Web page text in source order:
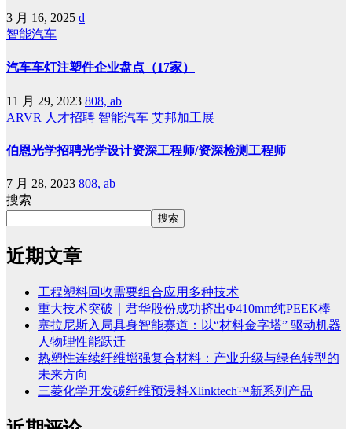
3 月 16, 2025 d
智能汽车
汽车车灯注塑件企业盘点（17家）
11 月 29, 2023 808, ab
ARVR 人才招聘 智能汽车 艾邦加工展
伯恩光学招聘光学设计资深工程师/资深检测工程师
7 月 28, 2023 808, ab
搜索
搜索
近期文章
工程塑料回收需要组合应用多种技术
重大技术突破｜君华股份成功挤出Φ410mm纯PEEK棒
塞拉尼斯入局具身智能赛道：以“材料金字塔” 驱动机器
人物理性能跃迁
热塑性连续纤维增强复合材料：产业升级与绿色转型的
未来方向
三菱化学开发碳纤维预浸料Xlinktech™新系列产品